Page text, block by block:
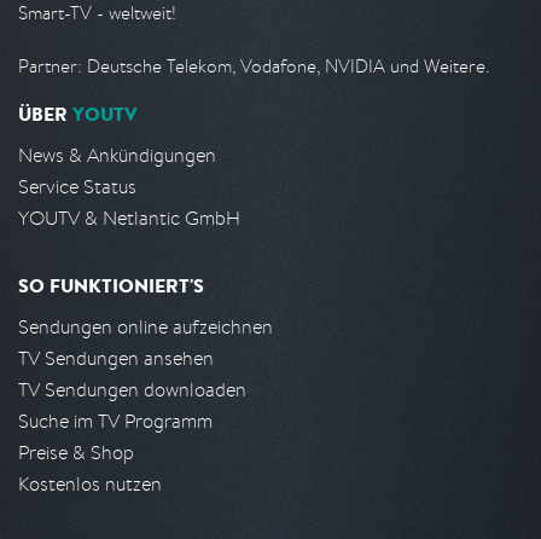
Smart-TV - weltweit!
Partner: Deutsche Telekom, Vodafone, NVIDIA und Weitere.
ÜBER YOUTV
News & Ankündigungen
Service Status
YOUTV & Netlantic GmbH
SO FUNKTIONIERT'S
Sendungen online aufzeichnen
TV Sendungen ansehen
TV Sendungen downloaden
Suche im TV Programm
Preise & Shop
Kostenlos nutzen